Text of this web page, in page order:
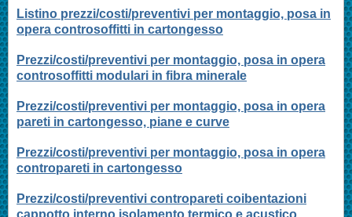
Listino prezzi/costi/preventivi per montaggio, posa in
opera controsoffitti in cartongesso
Prezzi/costi/preventivi per montaggio, posa in opera
controsoffitti modulari in fibra minerale
Prezzi/costi/preventivi per montaggio, posa in opera
pareti in cartongesso, piane e curve
Prezzi/costi/preventivi per montaggio, posa in opera
contropareti in cartongesso
Prezzi/costi/preventivi contropareti coibentazioni
cappotto interno isolamento termico e acustico